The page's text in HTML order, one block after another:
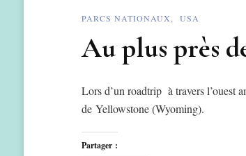
PARCS NATIONAUX USA
Au plus près
Lors d’un roadtrip à travers l’ouest
de Yellowstone (Wyoming).
Partager :